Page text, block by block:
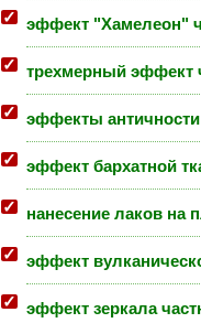
эффект "Хамелеон"
трехмерный эффект
эффекты
эффект бархатной
нанесение лаков на
эффект
эффект зеркала